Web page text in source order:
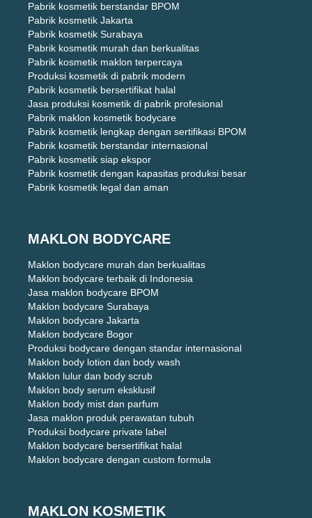
Pabrik kosmetik berstandar BPOM
Pabrik kosmetik Jakarta
Pabrik kosmetik Surabaya
Pabrik kosmetik murah dan berkualitas
Pabrik kosmetik maklon terpercaya
Produksi kosmetik di pabrik modern
Pabrik kosmetik bersertifikat halal
Jasa produksi kosmetik di pabrik profesional
Pabrik maklon kosmetik bodycare
Pabrik kosmetik lengkap dengan sertifikasi BPOM
Pabrik kosmetik berstandar internasional
Pabrik kosmetik siap ekspor
Pabrik kosmetik dengan kapasitas produksi besar
Pabrik kosmetik legal dan aman
MAKLON BODYCARE
Maklon bodycare murah dan berkualitas
Maklon bodycare terbaik di Indonesia
Jasa maklon bodycare BPOM
Maklon bodycare Surabaya
Maklon bodycare Jakarta
Maklon bodycare Bogor
Produksi bodycare dengan standar internasional
Maklon body lotion dan body wash
Maklon lulur dan body scrub
Maklon body serum eksklusif
Maklon body mist dan parfum
Jasa maklon produk perawatan tubuh
Produksi bodycare private label
Maklon bodycare bersertifikat halal
Maklon bodycare dengan custom formula
MAKLON KOSMETIK